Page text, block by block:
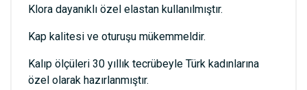
Klora dayanıklı özel elastan kullanılmıştır.
Kap kalitesi ve oturuşu mükemmeldir.
Kalıp ölçüleri 30 yıllık tecrübeyle Türk kadınlarına
özel olarak hazırlanmıştır.